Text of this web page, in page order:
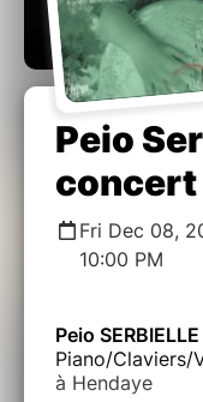
Peio
concert
Fri Dec 08,
10:00 PM
Peio SERBIELLE
Piano/Claviers/
à Hendaye